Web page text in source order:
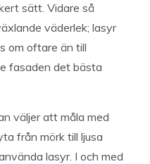
sätt. Vidare så
väderlek; lasyr
om oftare än till
fasaden det bästa
väljer att måla med
från mörk till ljusa
lasyr. I och med